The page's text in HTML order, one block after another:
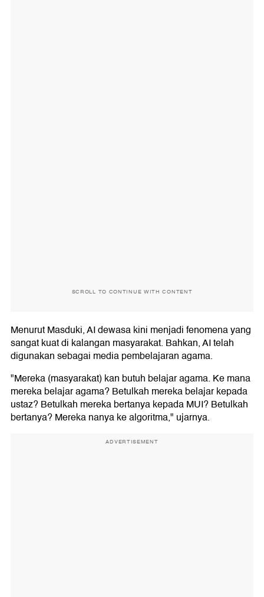
SCROLL TO CONTINUE WITH CONTENT
Menurut Masduki, AI dewasa kini menjadi fenomena yang
sangat kuat di kalangan masyarakat. Bahkan, AI telah
digunakan sebagai media pembelajaran agama.
"Mereka (masyarakat) kan butuh belajar agama. Ke mana
mereka belajar agama? Betulkah mereka belajar kepada
ustaz? Betulkah mereka bertanya kepada MUI? Betulkah
bertanya? Mereka nanya ke algoritma," ujarnya.
ADVERTISEMENT